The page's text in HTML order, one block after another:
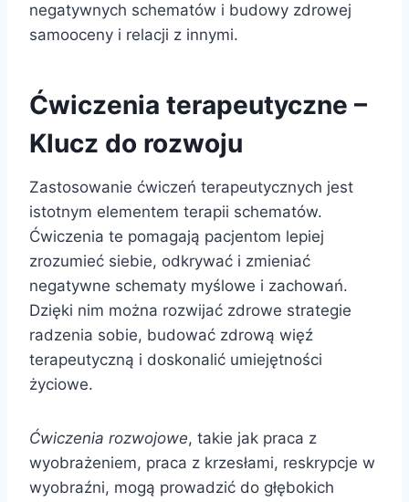
negatywnych schematów i budowy zdrowej
samooceny i relacji z innymi.
Ćwiczenia terapeutyczne –
Klucz do rozwoju
Zastosowanie ćwiczeń terapeutycznych jest
istotnym elementem terapii schematów.
Ćwiczenia te pomagają pacjentom lepiej
zrozumieć siebie, odkrywać i zmieniać
negatywne schematy myślowe i zachowań.
Dzięki nim można rozwijać zdrowe strategie
radzenia sobie, budować zdrową więź
terapeutyczną i doskonalić umiejętności
życiowe.
Ćwiczenia rozwojowe, takie jak praca z
wyobrażeniem, praca z krzesłami, reskrypcje w
wyobraźni, mogą prowadzić do głębokich